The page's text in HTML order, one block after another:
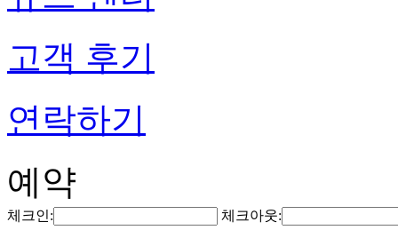
고객 후기
연락하기
예약
체크인: 체크아웃: